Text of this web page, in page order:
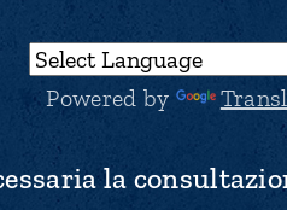
Powered by
la